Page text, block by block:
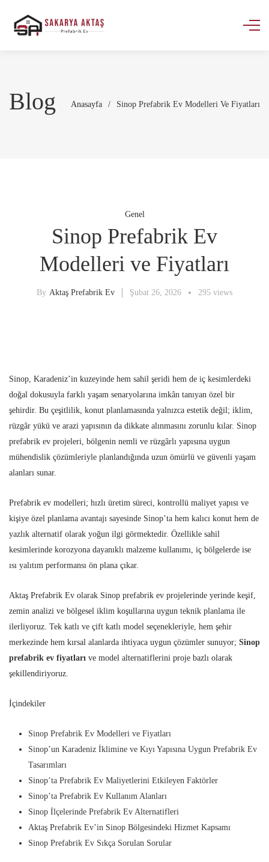
Blog Anasayfa / Sinop Prefabrik Ev Modelleri Ve Fiyatları
Genel
Sinop Prefabrik Ev
Modelleri ve Fiyatları
By Aktaş Prefabrik Ev Şubat 26, 2026 295 views
Sinop, Karadeniz’in kuzeyinde hem sahil şeridi hem de iç kesimlerdeki
doğal dokusuyla farklı yaşam senaryolarına imkân tanıyan özel bir
şehirdir. Bu çeşitlilik, konut planlamasında yalnızca estetik değil; iklim,
rüzgâr yükü ve arazi yapısının da dikkate alınmasını zorunlu kılar. Sinop
prefabrik ev projeleri, bölgenin nemli ve rüzgârlı yapısına uygun
mühendislik çözümleriyle planlandığında uzun ömürlü ve güvenli yaşam
alanları sunar.
Prefabrik ev modelleri; hızlı üretim süreci, kontrollü maliyet yapısı ve
kişiye özel planlama avantajı sayesinde Sinop’ta hem kalıcı konut hem de
yazlık alternatif olarak yoğun ilgi görmektedir. Özellikle sahil
kesimlerinde korozyona dayanıklı malzeme kullanımı, iç bölgelerde ise
ısı yalıtım performansı ön plana çıkar.
Aktaş Prefabrik Ev olarak Sinop prefabrik ev projelerinde yerinde keşif,
zemin analizi ve bölgesel iklim koşullarına uygun teknik planlama ile
ilerliyoruz. Tek katlı ve çift katlı model seçenekleriyle, hem şehir
merkezinde hem kırsal alanlarda ihtiyaca uygun çözümler sunuyor; Sinop
prefabrik ev fiyatları ve model alternatiflerini proje bazlı olarak
şekillendiriyoruz.
İçindekiler
Sinop Prefabrik Ev Modelleri ve Fiyatları
Sinop’un Karadeniz İklimine ve Kıyı Yapısına Uygun Prefabrik Ev
Tasarımları
Sinop’ta Prefabrik Ev Maliyetlerini Etkileyen Faktörler
Sinop’ta Prefabrik Ev Kullanım Alanları
Sinop İlçelerinde Prefabrik Ev Alternatifleri
Aktaş Prefabrik Ev’in Sinop Bölgesindeki Hizmet Kapsamı
Sinop Prefabrik Ev Sıkça Sorulan Sorular